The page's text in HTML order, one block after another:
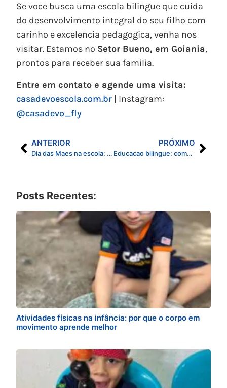
Se voce busca uma escola bilingue que cuida
do desenvolvimento integral do seu filho com
carinho e excelencia pedagogica, venha nos
visitar. Estamos no Setor Bueno, em Goiania,
prontos para receber sua familia.
Entre em contato e agende uma visita:
casadevoescola.com.br | Instagram:
@casadevo_fly
ANTERIOR
Dia das Maes na escola: como celebramos o amor e a parceria com as familias
PRÓXIMO
Educacao bilingue: como o cerebro da crianca aprende dois idiomas ao mesmo tempo
Posts Recentes:
Atividades físicas na infância: por que o corpo em
movimento aprende melhor